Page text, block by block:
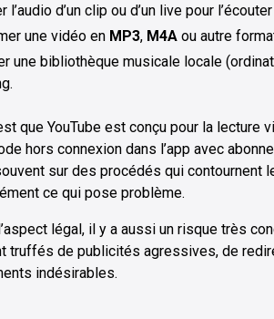
l’audio d’un clip ou d’un live pour
une vidéo en MP3, M4A ou autre
une bibliothèque musicale locale
que YouTube est conçu pour la
hors connexion dans l’app avec
sur des procédés qui
ce qui pose problème.
légal, il y a aussi un risque très
truffés de publicités agressives, de
indésirables.